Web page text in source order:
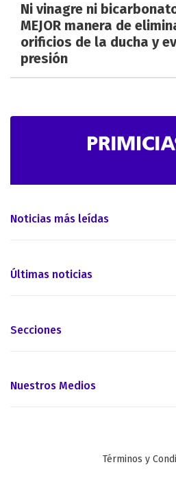
Ni vinagre ni
MEJOR manera de
orificios de la ducha y
presión
Noticias más leídas
Últimas noticias
Secciones
Nuestros Medios
Términos y